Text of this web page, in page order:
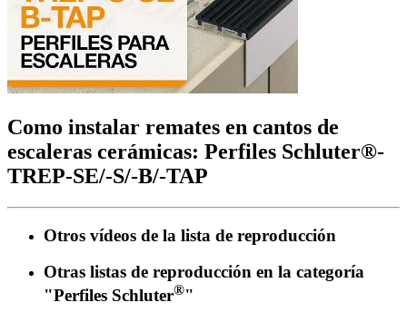
Como instalar remates en cantos de
escaleras cerámicas: Perfiles Schluter®-
TREP-SE/-S/-B/-TAP
Otros vídeos de la lista de reproducción
Otras listas de reproducción en la categoría
"Perfiles Schluter®"